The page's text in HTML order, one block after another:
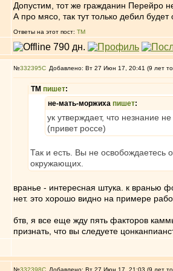
Допустим, тот же гражданин Перейро
А про мясо, так тут только дебил
Ответы на этот пост: ТМ
№332395 Добавлено: Вт 27 Июн 17, 20:41 (9 лет
ТМ пишет:
не-мать-моржиха пишет:
ук утверждает, что незнание
(привет россе)
Так и есть. Вы не освобождаетесь
окружающих.
вранье - интересная штука. к вранью
нет. это хорошо видно на примере
бтв, я все еще жду пять факторов
признать, что вы следуете
№332398 Добавлено: Вт 27 Июн 17, 21:03 (9 лет